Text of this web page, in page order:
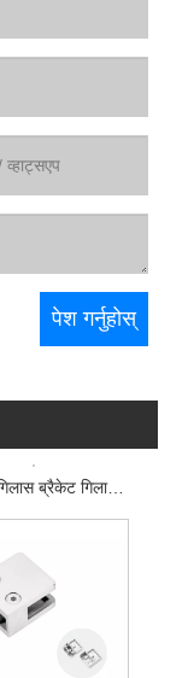
D आकार गिलास ब्रैकेट गिलास स्थिर क्ल्याम्प